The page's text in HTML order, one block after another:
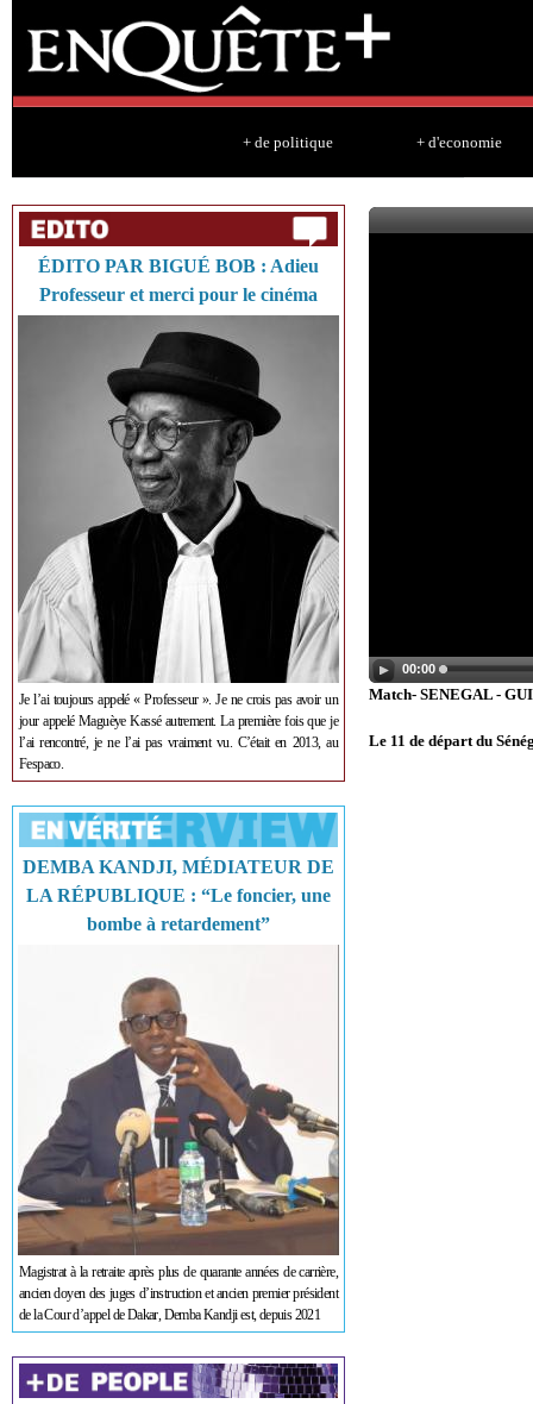
+ de politique + d'economie
ÉDITO PAR BIGUÉ BOB : Adieu
Professeur et merci pour le cinéma
Je l’ai toujours appelé « Professeur ». Je ne crois pas avoir un
jour appelé Maguèye Kassé autrement. La première fois que je
l’ai rencontré, je ne l’ai pas vraiment vu. C’était en 2013, au
Fespaco.
DEMBA KANDJI, MÉDIATEUR DE
LA RÉPUBLIQUE : “Le foncier, une
bombe à retardement”
Magistrat à la retraite après plus de quarante années de carrière,
ancien doyen des juges d’instruction et ancien premier président
de la Cour d’appel de Dakar, Demba Kandji est, depuis 2021
00:00
Match- SENEGAL -
Le 11 de départ du